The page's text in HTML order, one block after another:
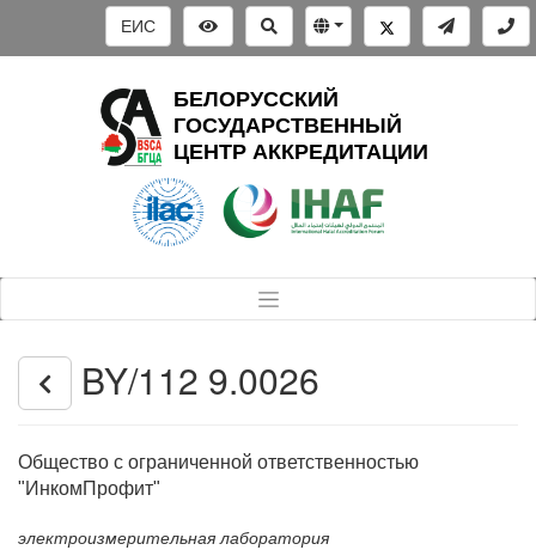
ЕИС
БЕЛОРУССКИЙ
ГОСУДАРСТВЕННЫЙ
ЦЕНТР АККРЕДИТАЦИИ
BY/112 9.0026
Общество с ограниченной ответственностью
"ИнкомПрофит"
электроизмерительная лаборатория